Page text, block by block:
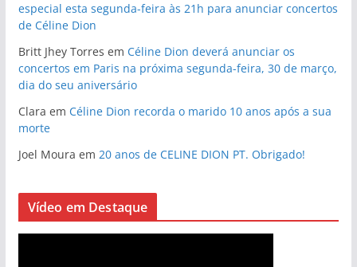
especial esta segunda-feira às 21h para anunciar concertos
de Céline Dion
Britt Jhey Torres em Céline Dion deverá anunciar os
concertos em Paris na próxima segunda-feira, 30 de março,
dia do seu aniversário
Clara em Céline Dion recorda o marido 10 anos após a sua
morte
Joel Moura em 20 anos de CELINE DION PT. Obrigado!
Vídeo em Destaque